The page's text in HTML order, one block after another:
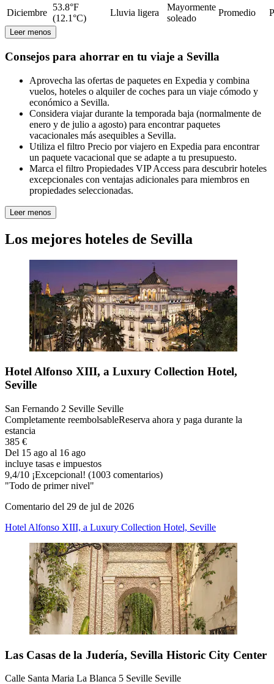
Diciembre
53.8°F
(12.1°C)
Lluvia ligera
Mayormente
soleado
Promedio
Leer menos
Consejos para ahorrar en tu viaje a Sevilla
Aprovecha las ofertas de paquetes en Expedia y combina
vuelos, hoteles o alquiler de coches para un viaje cómodo y
económico a Sevilla.
Considera viajar durante la temporada baja (normalmente de
enero y de julio a agosto) para encontrar paquetes
vacacionales más asequibles a Sevilla.
Utiliza el filtro Precio por viajero en Expedia para encontrar
un paquete vacacional que se adapte a tu presupuesto.
Marca el filtro Propiedades VIP Access para descubrir hoteles
excepcionales con ventajas adicionales para miembros en
propiedades seleccionadas.
Leer menos
Los mejores hoteles de Sevilla
Hotel Alfonso XIII, a Luxury Collection Hotel,
Seville
San Fernando 2 Seville Seville
Completamente reembolsableReserva ahora y paga durante la
estancia
385 €
Del 15 ago al 16 ago
incluye tasas e impuestos
9,4/10 ¡Excepcional! (1003 comentarios)
"Todo de primer nivel"
Comentario del 29 de jul de 2026
Hotel Alfonso XIII, a Luxury Collection Hotel, Seville
Las Casas de la Judería, Sevilla Historic City Center
Calle Santa Maria La Blanca 5 Seville Seville